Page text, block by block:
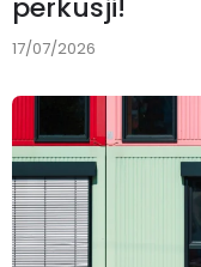
perkusji!
17/07/2026